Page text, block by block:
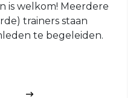
is welkom! Meerdere
trainers staan
te begeleiden.